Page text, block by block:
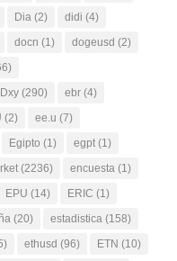
Dia (2) didi (4)
docn (1) dogeusd (2)
Dxy (290) ebr (4)
(2) ee.u (7)
Egipto (1) egpt (1)
(2236) encuesta (1)
EPU (14) ERIC (1)
(20) estadistica (158)
ethusd (96) ETN (10)